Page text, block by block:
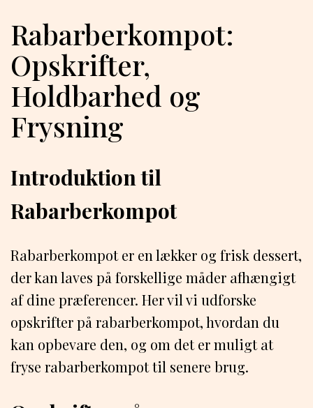
Rabarberkompot:
Opskrifter,
Holdbarhed og
Frysning
Introduktion til
Rabarberkompot
Rabarberkompot er en lækker og frisk dessert,
der kan laves på forskellige måder afhængigt
af dine præferencer. Her vil vi udforske
opskrifter på rabarberkompot, hvordan du
kan opbevare den, og om det er muligt at
fryse rabarberkompot til senere brug.